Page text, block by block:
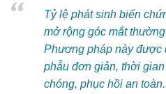
Tỷ lệ phát sinh biến
mở rộng góc mắt
Phương pháp này được
phẫu đơn giản, thời
chóng, phục hồi an